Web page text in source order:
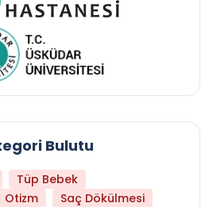
Bulutu
Tüp Bebek
Otizm
Saç Dökülmesi